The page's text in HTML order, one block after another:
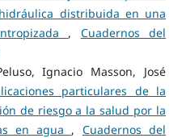
distribuida en una
, Cuadernos del
Ignacio Masson, José
particulares de la
de riesgo a la salud por la
en agua , Cuadernos del